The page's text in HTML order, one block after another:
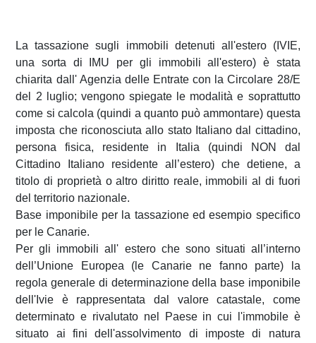
La tassazione sugli immobili detenuti all'estero (IVIE,
una sorta di IMU per gli immobili all'estero) è stata
chiarita dall' Agenzia delle Entrate con la Circolare 28/E
del 2 luglio; vengono spiegate le modalità e soprattutto
come si calcola (quindi a quanto può ammontare) questa
imposta che riconosciuta allo stato Italiano dal cittadino,
persona fisica, residente in Italia (quindi NON dal
Cittadino Italiano residente all’estero) che detiene, a
titolo di proprietà o altro diritto reale, immobili al di fuori
del territorio nazionale.
Base imponibile per la tassazione ed esempio specifico
per le Canarie.
Per gli immobili all' estero che sono situati all’interno
dell’Unione Europea (le Canarie ne fanno parte) la
regola generale di determinazione della base imponibile
dell'Ivie è rappresentata dal valore catastale, come
determinato e rivalutato nel Paese in cui l'immobile è
situato ai fini dell'assolvimento di imposte di natura